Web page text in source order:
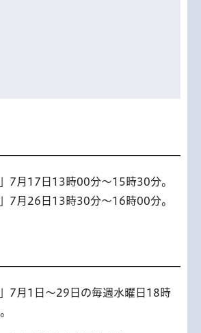
7月17日13時00分～15時30分。
7月26日13時30分～16時00分。
7月1日～29日の毎週水曜日18時